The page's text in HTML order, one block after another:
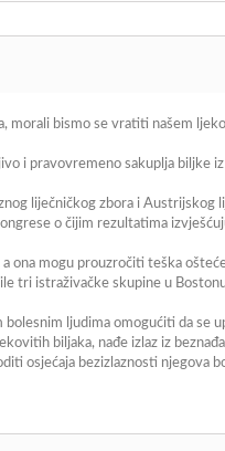
morali bismo se vratiti našem
i pravovremeno sakuplja biljke
liječničkog zbora i Austrijskog
o čijim rezultatima
ona mogu prouzročiti teška
tri istraživačke skupine u
ljudima omogućiti da se
biljaka, nađe izlaz iz
osjećaja bezizlaznosti njegova